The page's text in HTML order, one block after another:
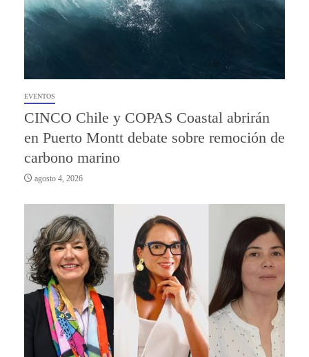
EVENTOS
CINCO Chile y COPAS Coastal abrirán
en Puerto Montt debate sobre remoción de
carbono marino
agosto 4, 2026